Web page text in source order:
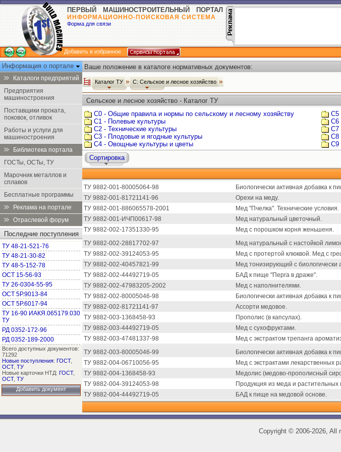
ПЕРВЫЙ МАШИНОСТРОИТЕЛЬНЫЙ ПОРТАЛ
ИНФОРМАЦИОННО-ПОИСКОВАЯ СИСТЕМА
Форма для связи
Добавить в избранное
Информация о портале
Каталоги предприятий
Предприятия
машиностроения
Поставщики проката,
поковок, отливок
Работы и услуги для
машиностроения
Библиотека портала
ГОСТы, ОСТы, ТУ
Марочник металлов и
сплавов
Бесплатные программы
Реклама на портале
Отраслевой форум
Последние поступления
ТУ 48-21-521-76
ТУ 48-21-30-82
ТУ 48-5-152-78
ОСТ 15-56-93
ТУ 26-0304-55-95
ОСТ 5Р.9013-84
ОСТ 5Р.6017-94
ТУ 16-90 ИАКЯ.065179.030
ТУ
РД 0352-172-96
РД 0352-189-2000
Всего доступных документов:
71292
Новые поступления: ГОСТ,
ОСТ, ТУ
Новые карточки НТД: ГОСТ,
ОСТ, ТУ
Добавить документ
Ваше положение в каталоге нормативных документов:
Каталог ТУ С: Сельское и лесное хозяйство
Сельское и лесное хозяйство - Каталог ТУ
С0 - Общие правила и нормы по сельскому и лесному хозяйству
С1 - Полевые культуры
С2 - Технические культуры
С3 - Плодовые и ягодные культуры
С4 - Овощные культуры и цветы
С5
С6
С7
С8
С9
Сортировка
ТУ 9882-001-80005064-98
Биологически активная добавка к
ТУ 9882-001-81721141-96
Орехи на меду.
ТУ 9882-001-886065578-2001
Мед "Пчелка". Технические условия.
ТУ 9882-001-ИЧП00617-98
Мед натуральный цветочный.
ТУ 9882-002-17351330-95
Мед с порошком корня женьшеня.
ТУ 9882-002-28817702-97
Мед натуральный с настойкой
ТУ 9882-002-39124053-95
Мед с протертой клюквой. Мед с
ТУ 9882-002-40457821-99
Мед тонизирующий с биологически
ТУ 9882-002-44492719-05
БАД к пище "Перга в драже".
ТУ 9882-002-47983205-2002
Мед с наполнителями.
ТУ 9882-002-80005046-98
Биологически активная добавка к
ТУ 9882-002-81721141-97
Ассорти медовое.
ТУ 9882-003-1368458-93
Прополис (в капсулах).
ТУ 9882-003-44492719-05
Мед с сухофруктами.
ТУ 9882-003-47481337-98
Мед с экстрактом трепанга
ТУ 9882-003-80005046-99
Биологически активная добавка к
ТУ 9882-004-06710056-95
Мед с экстрактами лекарственных
ТУ 9882-004-1368458-93
Медолис (медово-прополисный
ТУ 9882-004-39124053-98
Продукция из меда и растительных
ТУ 9882-004-44492719-05
БАД к пище на медовой основе.
Copyright ©2006-2026, All